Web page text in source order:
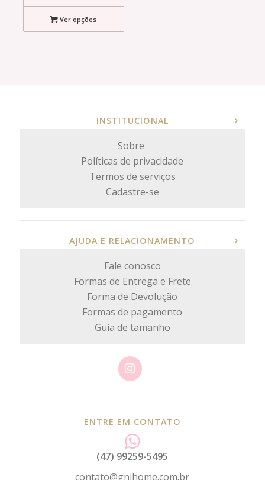
Ver opções
INSTITUCIONAL
Sobre
Políticas de privacidade
Termos de serviços
Cadastre-se
AJUDA E RELACIONAMENTO
Fale conosco
Formas de Entrega e Frete
Forma de Devolução
Formas de pagamento
Guia de tamanho
ENTRE EM CONTATO
(47) 99259-5495
contato@gnjhome.com.br